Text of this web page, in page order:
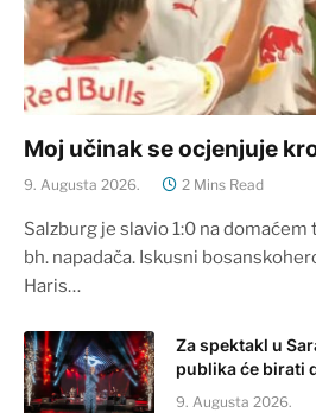
Moj učinak se ocjenjuje
9. Augusta 2026. 2 Mins Read
Salzburg je slavio 1:0 na
bh. napadača. Iskusni
Haris…
Za spektakl u
publika će birati
9. Augusta 2026.